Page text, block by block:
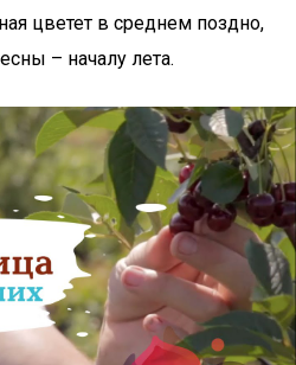
цветет в среднем поздно,
– началу лета.